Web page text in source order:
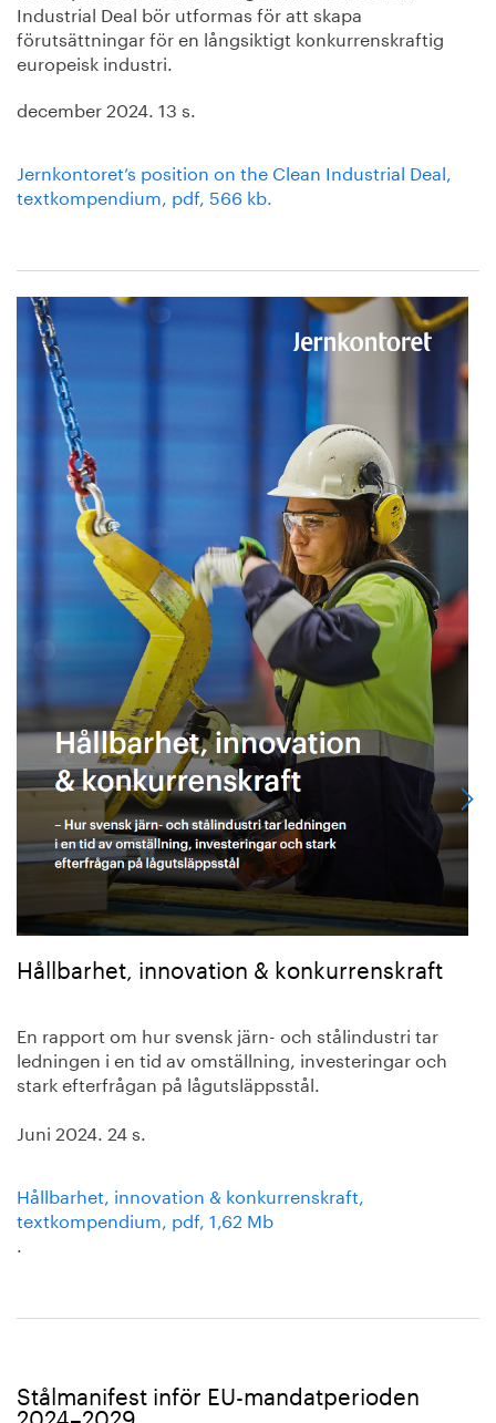
Industrial Deal bör utformas för att skapa
förutsättningar för en långsiktigt konkurrenskraftig
europeisk industri.
december 2024. 13 s.
Jernkontoret’s position on the Clean Industrial Deal,
textkompendium, pdf, 566 kb.
Hållbarhet, innovation & konkurrenskraft
En rapport om hur svensk järn- och stålindustri tar
ledningen i en tid av omställning, investeringar och
stark efterfrågan på lågutsläppsstål.
Juni 2024. 24 s.
Hållbarhet, innovation & konkurrenskraft,
textkompendium, pdf, 1,62 Mb
Stålmanifest inför EU-mandatperioden
2024–2029